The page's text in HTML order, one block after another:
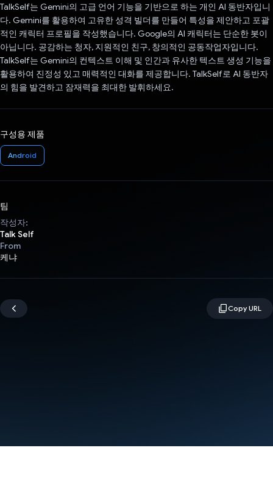
TalkSelf는 Gemini의 고급 언어 기능을 기반으로 하는 개인 AI 동반자입니
다. Gemini를 활용하여 고유한 성격 빌더를 만들어 특성을 제안하고 포괄
적인 캐릭터 프로필을 작성했습니다. Google의 AI 캐릭터는 단순한 봇이
아닙니다. 공감하는 청자, 지원적인 친구, 창의적인 공동작업자입니다.
TalkSelf는 Gemini의 컨텍스트 이해 및 인간과 유사한 텍스트 생성 기능을
활용하여 진정성 있고 매력적인 대화를 제공합니다. TalkSelf로 AI 동반자
의 힘을 발견하고 잠재력을 최대한 발휘하세요.
구성용 제품
Android
팀
작성자:
Talk Self
From
케냐